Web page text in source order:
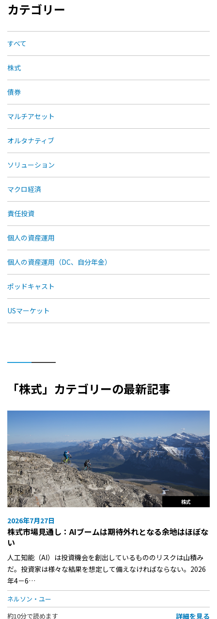
カテゴリー
すべて
株式
債券
マルチアセット
オルタナティブ
ソリューション
マクロ経済
責任投資
個人の資産運用
個人の資産運用（DC、自分年金）
ポッドキャスト
USマーケット
「株式」カテゴリーの最新記事
株式
2026年7月27日
株式市場見通し：AIブームは期待外れとなる余地はほぼな
い
人工知能（AI）は投資機会を創出しているもののリスクは山積み
だ。投資家は様々な結果を想定して備えなければならない。2026
年4－6…
ネルソン・ユー
約10分で読めます
詳細を見る